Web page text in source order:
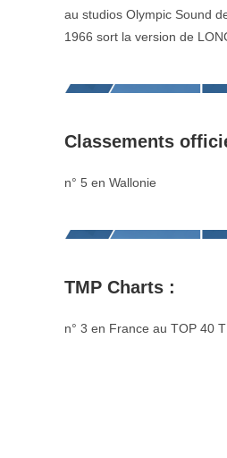
au studios Olympic Sound
1966 sort la version de
Classements
n° 5 en Wallonie
TMP Charts :
n° 3 en France au TOP 40